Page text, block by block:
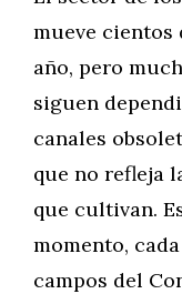
mueve cientos
año, pero
siguen
canales
que no refleja
que cultivan.
momento,
campos del